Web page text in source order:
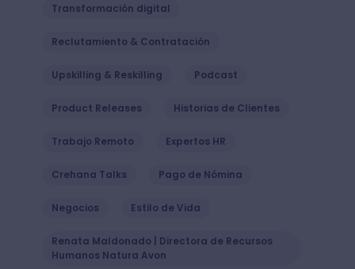
Transformación digital
Reclutamiento & Contratación
Upskilling & Reskilling Podcast
Product Releases Historias de Clientes
Trabajo Remoto Expertos HR
Crehana Talks Pago de Nómina
Negocios Estilo de Vida
Renata Maldonado | Directora de Recursos
Humanos Natura Avon